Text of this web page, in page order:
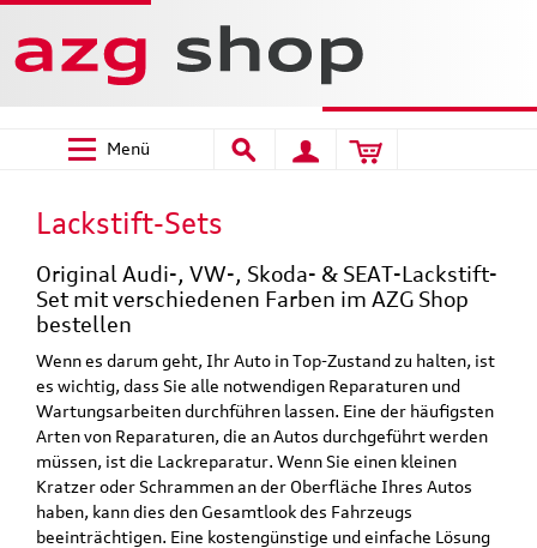
Menü
Lackstift-Sets
Original Audi-, VW-, Skoda- & SEAT-Lackstift-
Set mit verschiedenen Farben im AZG Shop
bestellen
Wenn es darum geht, Ihr Auto in Top-Zustand zu halten, ist
es wichtig, dass Sie alle notwendigen Reparaturen und
Wartungsarbeiten durchführen lassen. Eine der häufigsten
Arten von Reparaturen, die an Autos durchgeführt werden
müssen, ist die Lackreparatur. Wenn Sie einen kleinen
Kratzer oder Schrammen an der Oberfläche Ihres Autos
haben, kann dies den Gesamtlook des Fahrzeugs
beeinträchtigen. Eine kostengünstige und einfache Lösung